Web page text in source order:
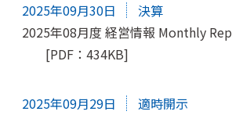
2025年09月30日
決算
2025年08月度 経営情報 Monthly
[PDF：434KB]
2025年09月29日
適時開示